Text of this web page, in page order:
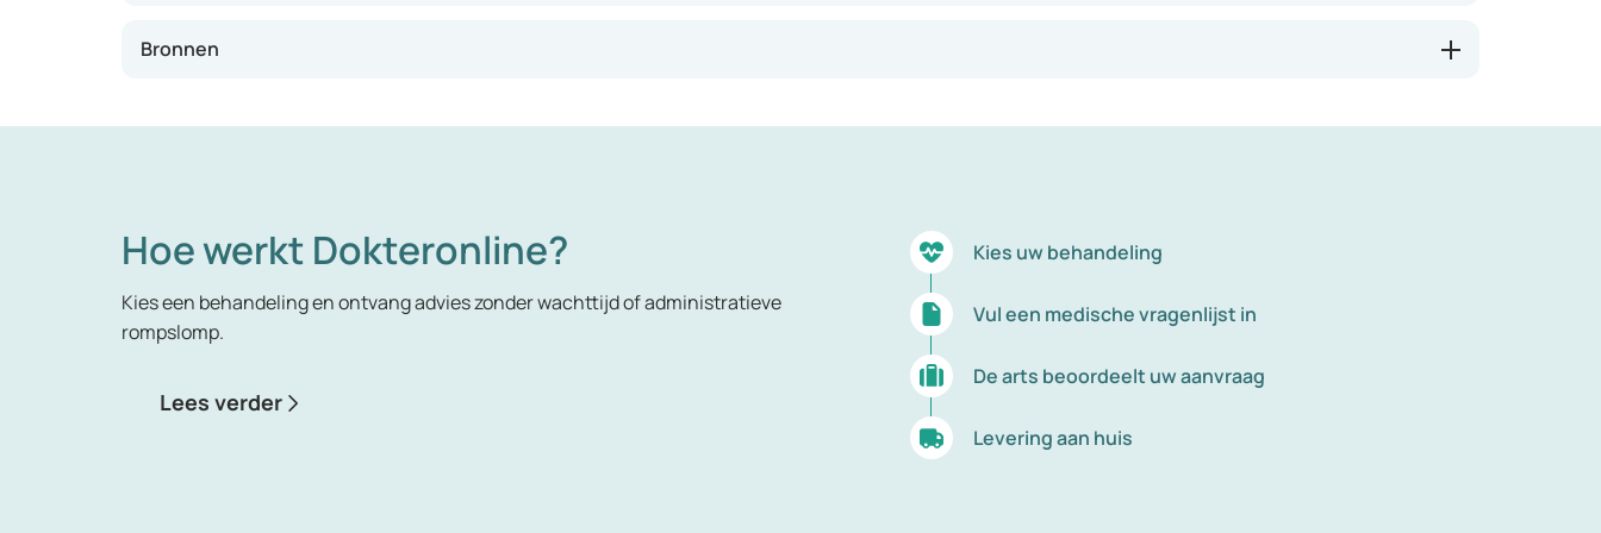
Bronnen
Hoe werkt Dokteronline?
Kies een behandeling en ontvang advies zonder wachttijd of administratieve
rompslomp.
Lees verder
Kies uw behandeling
Vul een medische vragenlijst in
De arts beoordeelt uw aanvraag
Levering aan huis